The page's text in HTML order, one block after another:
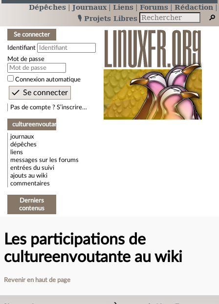
Dépêches Journaux Liens Forums
Rédaction
🎙️ Projets Libres
Se connecter
Identifiant
Mot de passe
Connexion automatique
Pas de compte ? S’inscrire…
cultureenvoutante
journaux
dépêches
liens
messages sur les forums
entrées du suivi
ajouts au wiki
commentaires
Derniers
contenus
Les participations de
cultureenvoutante au wiki
Revenir en haut de page